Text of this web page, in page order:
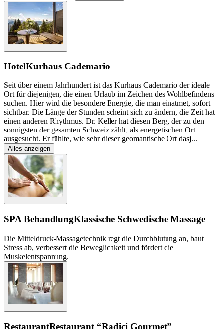
HotelKurhaus Cademario
Seit über einem Jahrhundert ist das Kurhaus Cademario der ideale
Ort für diejenigen, die einen Urlaub im Zeichen des Wohlbefindens
suchen. Hier wird die besondere Energie, die man einatmet, sofort
sichtbar. Die Länge der Stunden scheint sich zu ändern, die Zeit hat
einen anderen Rhythmus. Dr. Keller hat diesen Berg, der zu den
sonnigsten der gesamten Schweiz zählt, als energetischen Ort
ausgesucht. Er fühlte, wie sehr dieser geomantische Ort dasj...
Alles anzeigen
SPA BehandlungKlassische Schwedische Massage
Die Mitteldruck-Massagetechnik regt die Durchblutung an, baut
Stress ab, verbessert die Beweglichkeit und fördert die
Muskelentspannung.
RestaurantRestaurant “Radici Gourmet”